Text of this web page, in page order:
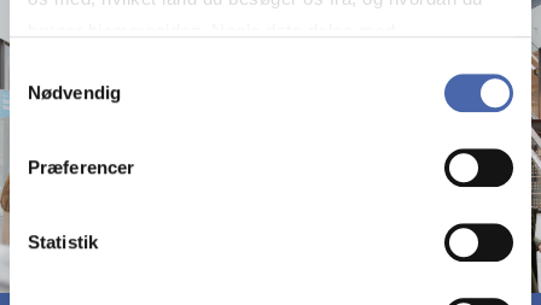
markedsføring. Du bestemmer selv - og kan altid trække
Nødvendig
Præferencer
Statistik